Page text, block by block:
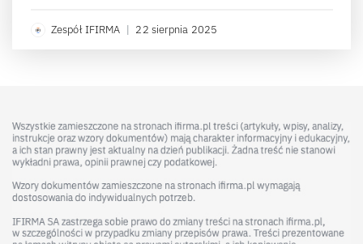
Zespół IFIRMA | 22 sierpnia 2025